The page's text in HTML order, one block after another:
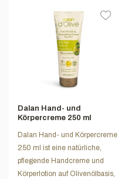
Dalan Hand- und
Körpercreme 250 ml
Dalan Hand- und Körpercreme
250 ml ist eine natürliche,
pflegende Handcreme und
Körperlotion auf Olivenölbasis,